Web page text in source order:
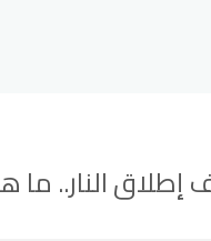
إطلاق النار..